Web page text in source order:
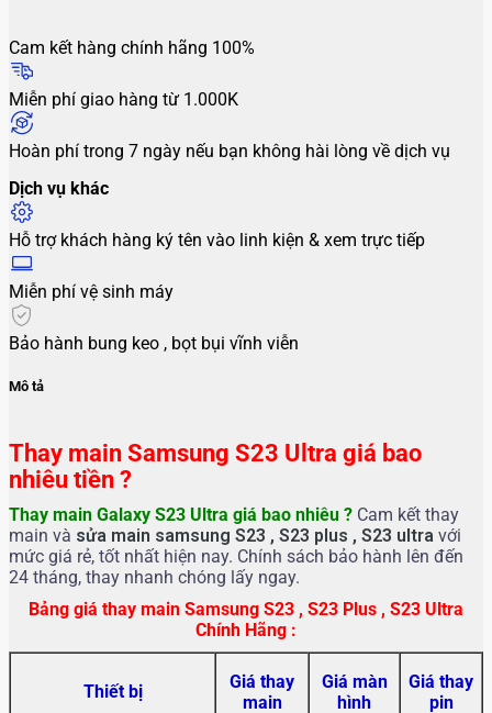
Cam kết hàng chính hãng 100%
Miễn phí giao hàng từ 1.000K
Hoàn phí trong 7 ngày nếu bạn không hài lòng về dịch vụ
Dịch vụ khác
Hỗ trợ khách hàng ký tên vào linh kiện & xem trực tiếp
Miễn phí vệ sinh máy
Bảo hành bung keo , bọt bụi vĩnh viễn
Mô tả
Thay main Samsung S23 Ultra giá bao
nhiêu tiền ?
Thay main Galaxy S23 Ultra giá bao nhiêu ? Cam kết thay
main và sửa main samsung S23 , S23 plus , S23 ultra với
mức giá rẻ, tốt nhất hiện nay. Chính sách bảo hành lên đến
24 tháng, thay nhanh chóng lấy ngay.
Bảng giá thay main Samsung S23 , S23 Plus , S23 Ultra
Chính Hãng :
Thiết bị
Giá thay
main
Giá màn
hình
Giá thay
pin